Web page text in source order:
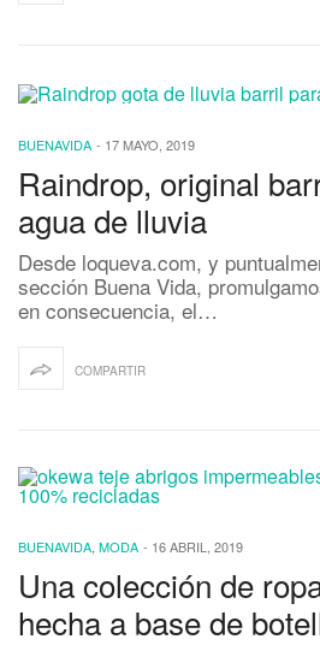
BUENAVIDA - 17 MAYO, 2019
Raindrop, original
agua de lluvia
Desde loqueva.com, y
sección Buena Vida,
en consecuencia, el…
COMPARTIR
BUENAVIDA MODA - 16 ABRIL, 2019
Una colección de
hecha a base de